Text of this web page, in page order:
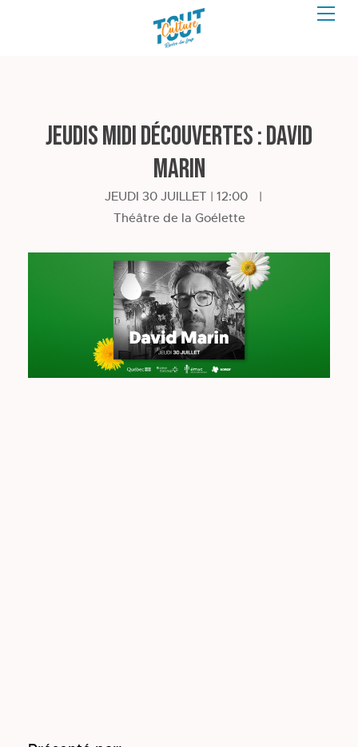
Jeudis Midi Découvertes : David
Marin
JEUDI 30 JUILLET | 12:00
|
Théâtre de la Goélette